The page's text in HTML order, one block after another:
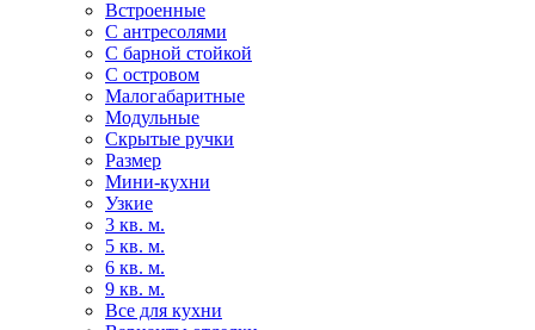
Встроенные
С антресолями
С барной стойкой
С островом
Малогабаритные
Модульные
Скрытые ручки
Размер
Мини-кухни
Узкие
3 кв. м.
5 кв. м.
6 кв. м.
9 кв. м.
Все для кухни